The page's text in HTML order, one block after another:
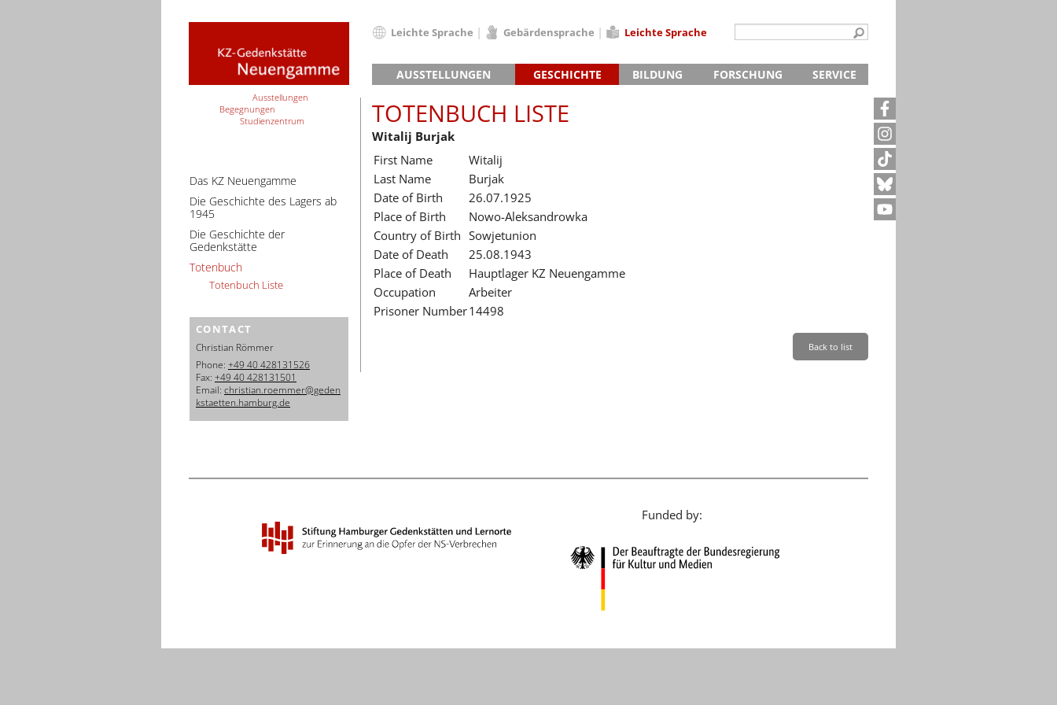
AUSSTELLUNGEN
Lager-SS
Klinkerwerk
Walther-Werke
Gefängnismauer
Haus des Gedenkens
GESCHICHTE
Die Geschichte des Lagers ab 1945
BILDUNG FORSCHUNG
SERVICE
Archivanfrage
Kurze Information
Leichte Sprache
English
Dansk
Español
Italiano
Nederlands
Português
Türkçe
Yкраїнський
Русский
עברית
Gebärdensprache Leichte Sprache
TOTENBUCH LISTE
Witalij Burjak
First Name
Witalij
Last Name
Burjak
Date of Birth
26.07.1925
Place of Birth
Nowo-Aleksandrowka
Country of Birth Sowjetunion
Date of Death
25.08.1943
Place of Death
Hauptlager KZ Neuengamme
Occupation
Arbeiter
Prisoner Number14498
Back to list
Ausstellungen
Begegnungen
Studienzentrum
Das KZ Neuengamme
Die Geschichte des Lagers ab
1945
Die Geschichte der
Gedenkstätte
Totenbuch
Totenbuch Liste
CONTACT
Christian Römmer
Phone: +49 40 428131526
Fax: +49 40 428131501
Email: christian.roemmer@geden
kstaetten.hamburg.de
Funded by: